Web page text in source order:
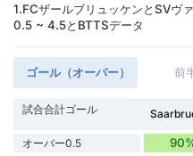
1.FCザールブリュッケンとSVヴ
0.5 ~ 4.5とBTTSデータ
ゴール（オーバー） 前
試合合計ゴール
オーバー0.5